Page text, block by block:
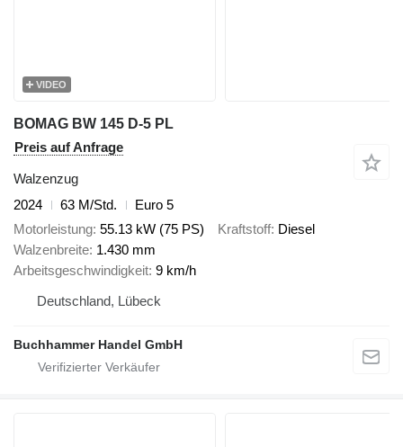
VIDEO
BOMAG BW 145 D-5 PL
Preis auf Anfrage
Walzenzug
2024
63 M/Std.
Euro 5
Motorleistung 55.13 kW (75 PS) Kraftstoff Diesel
Walzenbreite 1.430 mm
Arbeitsgeschwindigkeit 9 km/h
Deutschland, Lübeck
Buchhammer Handel GmbH